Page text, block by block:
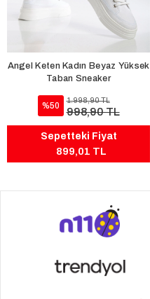
Angel Keten Kadın Beyaz Yüksek
Taban Sneaker
%50
1.998,90 TL
998,90 TL
Sepetteki Fiyat
899,01 TL